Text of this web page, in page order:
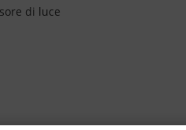
di luce